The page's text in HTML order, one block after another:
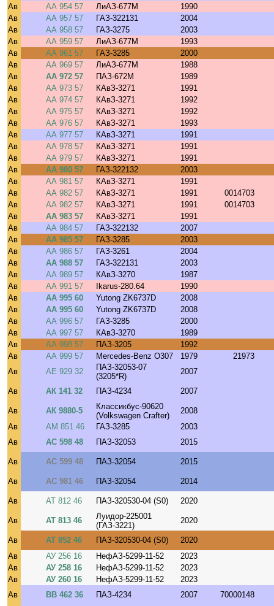
Ав
АА 954 57 ЛиАЗ-677М
1990
Ав
АА 957 57 ГАЗ-322131
2004
Ав
АА 958 57 ГАЗ-3275
2003
Ав
АА 959 57 ЛиАЗ-677М
1993
Ав
АА 961 57 ГАЗ-3285
2000
Ав
АА 969 57 ЛиАЗ-677М
1988
Ав
АА 972 57 ПАЗ-672М
1989
Ав
АА 973 57 КАвЗ-3271
1991
Ав
АА 974 57 КАвЗ-3271
1992
Ав
АА 975 57 КАвЗ-3271
1992
Ав
АА 976 57 КАвЗ-3271
1993
Ав
АА 977 57 КАвЗ-3271
1991
Ав
АА 978 57 КАвЗ-3271
1991
Ав
АА 979 57 КАвЗ-3271
1991
Ав
АА 980 57 ГАЗ-322132
2003
Ав
АА 981 57 КАвЗ-3271
1991
Ав
АА 982 57 КАвЗ-3271 1991
0014703
Ав
АА 982 57 КАвЗ-3271 1991
0014703
Ав
АА 983 57 КАвЗ-3271
1991
Ав
АА 984 57 ГАЗ-322132
2007
Ав
АА 985 57 ГАЗ-3285
2003
Ав
АА 986 57 ГАЗ-3261
2004
Ав
АА 988 57 ГАЗ-322131
2003
Ав
АА 989 57 КАвЗ-3270
1987
Ав
АА 991 57 Ikarus-280.64
1990
Ав
АА 995 60 Yutong ZK6737D
2008
Ав
АА 995 60 Yutong ZK6737D
2008
Ав
АА 996 57 ГАЗ-3285
2000
Ав
АА 997 57 КАвЗ-3270
1989
Ав
АА 998 57 ПАЗ-3205
1992
Ав
АА 999 57 Mercedes-Benz O307 1979
21973
Ав
АЕ 929 32
ПАЗ-32053-07
(3205*R)
2007
Ав АК 141 32 ПАЗ-4234 2007
Ав АК 9880-5
Классикбус-90620
(Volkswagen Crafter)
2008
Ав
АМ 851 46 ГАЗ-3285
2003
Ав
АС 598 48 ПАЗ-32053 2015
Ав АС 599 48 ПАЗ-32054 2015
Ав АС 981 46 ПАЗ-32054 2014
Ав АТ 812 46 ПАЗ-320530-04 (S0) 2020
Ав АТ 813 46
Луидор-225001
(ГАЗ-3221)
2020
Ав АТ 852 46 ПАЗ-320530-04 (S0)
2020
Ав
АУ 256 16 НефАЗ-5299-11-52
2023
Ав
АУ 258 16 НефАЗ-5299-11-52
2023
Ав
АУ 260 16 НефАЗ-5299-11-52
2023
Ав
ВВ 462 36 ПАЗ-4234 2007
70000148